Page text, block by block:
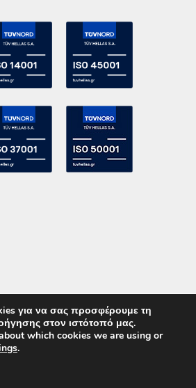
Electronics - All Right Reserved
για να σας προσφέρουμε τη
στον ιστότοπό μας.
which cookies we are using or
.